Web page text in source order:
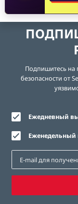
Подпишитесь на
безопасности от
Ежедневный
Еженедельный